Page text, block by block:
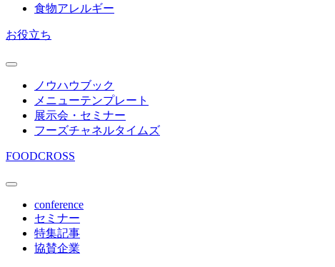
食物アレルギー
お役立ち
ノウハウブック
メニューテンプレート
展示会・セミナー
フーズチャネルタイムズ
FOODCROSS
conference
セミナー
特集記事
協賛企業